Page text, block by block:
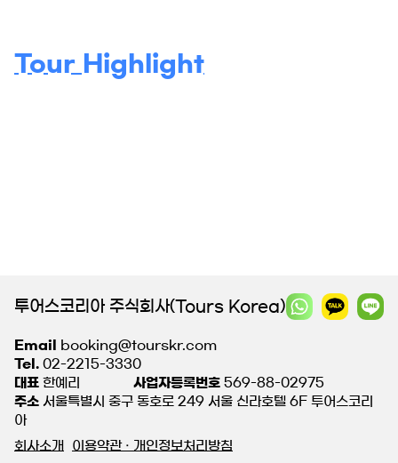
Tour Highlight
투어스코리아 주식회사(Tours Korea)
Email
booking@tourskr.com
Tel. 02-2215-3330
대표 한예리 사업자등록번호 569-88-02975
주소 서울특별시 중구 동호로 249 서울 신라호텔 6F 투어스코리
아
회사소개
이용약관 · 개인정보처리방침